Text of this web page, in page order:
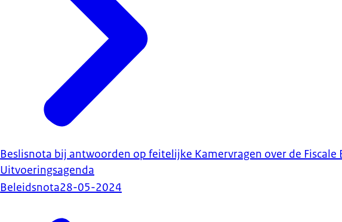
Beslisnota bij antwoorden op feitelijke Kamervragen over de Fiscale
Uitvoeringsagenda
Beleidsnota28-05-2024